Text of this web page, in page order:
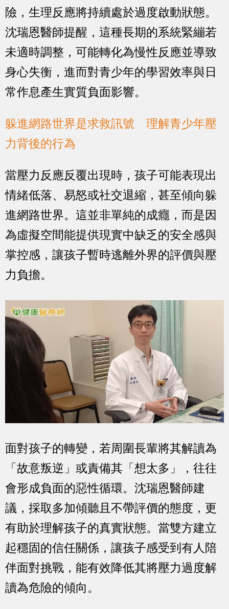
險，生理反應將持續處於過度啟動狀態。
沈瑞恩醫師提醒，這種長期的系統緊繃若
未適時調整，可能轉化為慢性反應並導致
身心失衡，進而對青少年的學習效率與日
常作息產生實質負面影響。
躲進網路世界是求救訊號 理解青少年壓
力背後的行為
當壓力反應反覆出現時，孩子可能表現出
情緒低落、易怒或社交退縮，甚至傾向躲
進網路世界。這並非單純的成癮，而是因
為虛擬空間能提供現實中缺乏的安全感與
掌控感，讓孩子暫時逃離外界的評價與壓
力負擔。
面對孩子的轉變，若周圍長輩將其解讀為
「故意叛逆」或責備其「想太多」，往往
會形成負面的惡性循環。沈瑞恩醫師建
議，採取多加傾聽且不帶評價的態度，更
有助於理解孩子的真實狀態。當雙方建立
起穩固的信任關係，讓孩子感受到有人陪
伴面對挑戰，能有效降低其將壓力過度解
讀為危險的傾向。